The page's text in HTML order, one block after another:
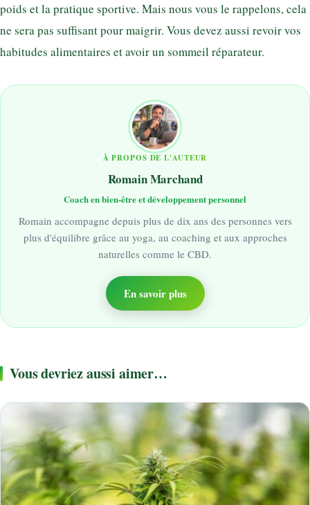
poids et la pratique sportive. Mais nous vous le rappelons, cela
ne sera pas suffisant pour maigrir. Vous devez aussi revoir vos
habitudes alimentaires et avoir un sommeil réparateur.
À PROPOS DE L'AUTEUR
Romain Marchand
Coach en bien-être et développement personnel
Romain accompagne depuis plus de dix ans des personnes vers
plus d'équilibre grâce au yoga, au coaching et aux approches
naturelles comme le CBD.
En savoir plus
Vous devriez aussi aimer…